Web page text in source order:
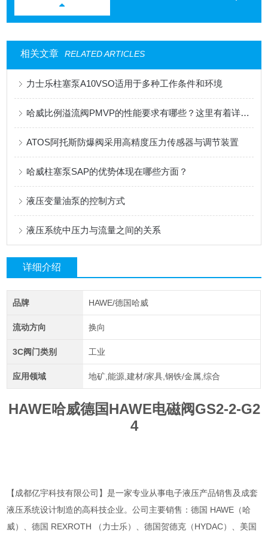
相关文章 RELATED ARTICLES
力士乐柱塞泵A10VSO适用于多种工作条件和环境
哈威比例溢流阀PMVP的性能要求有哪些？这里有着详细的分析
ATOS阿托斯防爆阀采用高精度压力传感器与调节装置
哈威柱塞泵SAP的优势体现在哪些方面？
液压变量油泵的控制方式
液压系统中压力与流量之间的关系
详细介绍
品牌 HAWE/德国哈威
流动方向 换向
3C阀门类别 工业
应用领域 地矿,能源,建材/家具,钢铁/金属,综合
HAWE哈威德国HAWE电磁阀GS2-2-G2
4
【成都亿宇科技有限公司】是一家专业从事电子液压产品销售及成套
液压系统设计制造的高科技企业。公司主要销售：德国 HAWE（哈
威）、德国 REXROTH （力士乐）、德国贺德克（HYDAC）、美国